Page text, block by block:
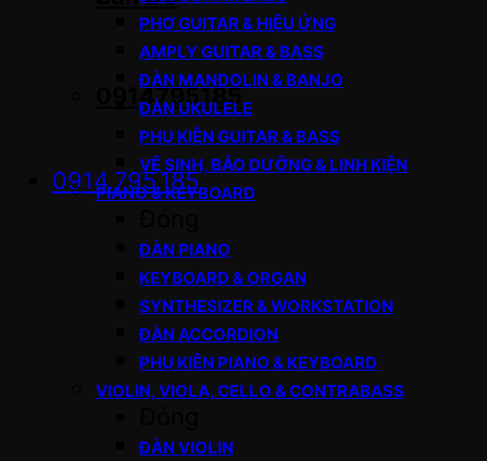
0914795185
0914.795.185
PHƠ GUITAR & HIỆU ỨNG
AMPLY GUITAR & BASS
ĐÀN MANDOLIN & BANJO
ĐÀN UKULELE
PHỤ KIỆN GUITAR & BASS
VỆ SINH, BẢO DƯỠNG & LINH KIỆN
PIANO & KEYBOARD
ĐÀN PIANO
KEYBOARD & ORGAN
SYNTHESIZER & WORKSTATION
ĐÀN ACCORDION
PHỤ KIỆN PIANO & KEYBOARD
VIOLIN, VIOLA, CELLO & CONTRABASS
ĐÀN VIOLIN